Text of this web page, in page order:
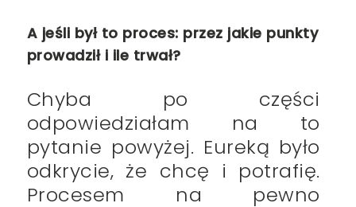
A jeśli był to proces: przez jakie punkty
prowadził i ile trwał?
Chyba po części
odpowiedziałam na to
pytanie powyżej. Eureką było
odkrycie, że chcę i potrafię.
Procesem na pewno